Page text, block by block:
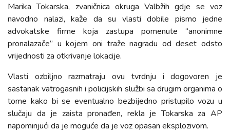
Marika Tokarska, zvaničnica okruga Valbžih gdje se voz
navodno nalazi, kaže da su vlasti dobile pismo jedne
advokatske firme koja zastupa pomenute “anonimne
pronalazače” u kojem oni traže nagradu od deset odsto
vrijednosti za otkrivanje lokacije.
Vlasti ozbiljno razmatraju ovu tvrdnju i dogovoren je
sastanak vatrogasnih i policijskih službi sa drugim organima o
tome kako bi se eventualno bezbijedno pristupilo vozu u
slučaju da je zaista pronađen, rekla je Tokarska za AP
napominjući da je moguće da je voz opasan eksplozivom.